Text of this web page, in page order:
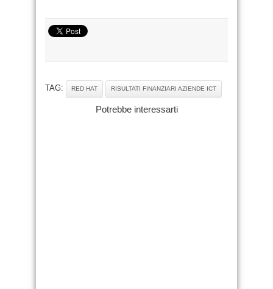
TAG: RED HAT RISULTATI FINANZIARI AZIENDE ICT
Potrebbe interessarti